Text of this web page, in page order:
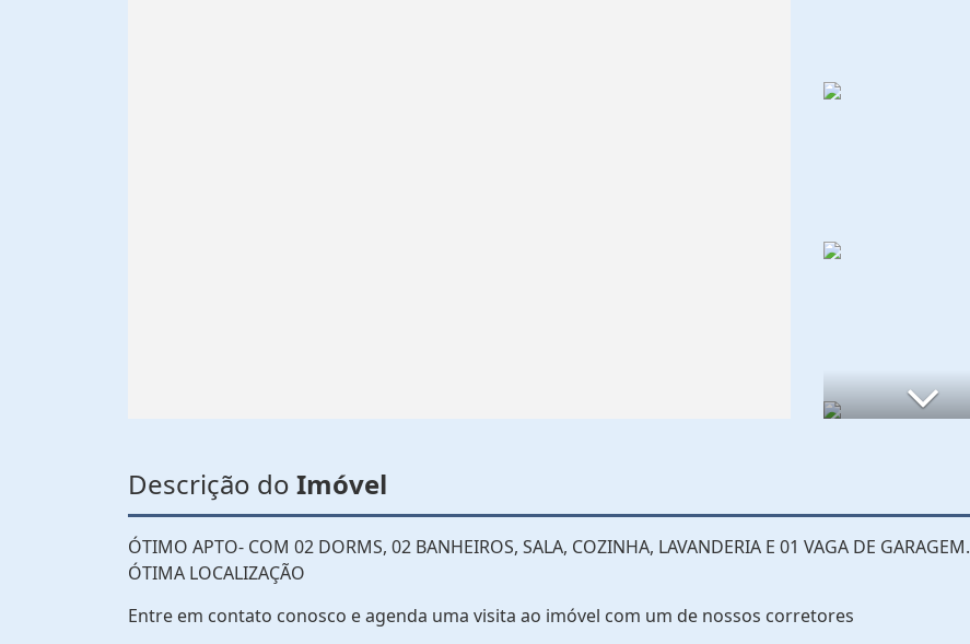
Descrição do Imóvel
ÓTIMO APTO- COM 02 DORMS, 02 BANHEIROS, SALA, COZINHA, LAVANDERIA E 01 VAGA DE GARAGEM.
ÓTIMA LOCALIZAÇÃO
Entre em contato conosco e agenda uma visita ao imóvel com um de nossos corretores